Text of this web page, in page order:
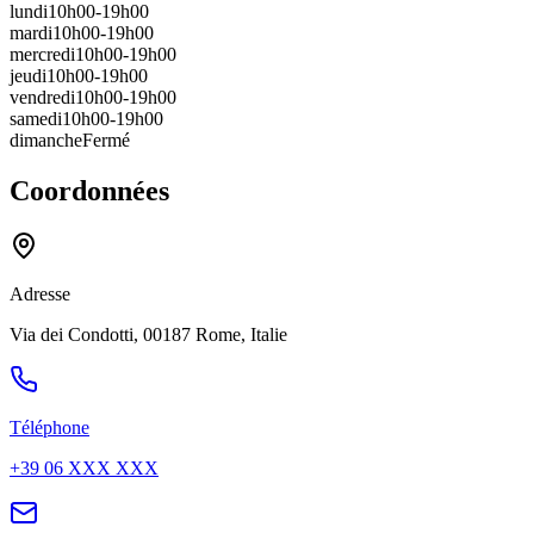
lundi10h00-19h00
mardi10h00-19h00
mercredi10h00-19h00
jeudi10h00-19h00
vendredi10h00-19h00
samedi10h00-19h00
dimancheFermé
Coordonnées
Adresse
Via dei Condotti, 00187 Rome, Italie
Téléphone
+39 06 XXX XXX